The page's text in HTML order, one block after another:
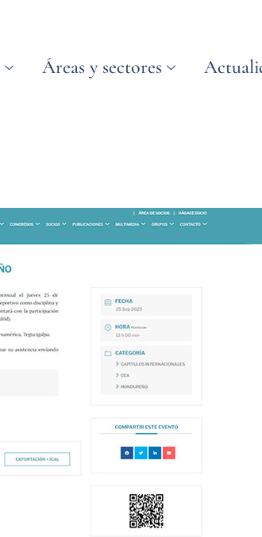
Áreas y sectores